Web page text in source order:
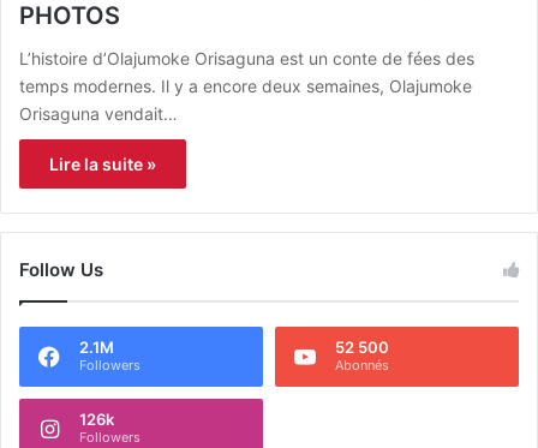
PHOTOS
L’histoire d’Olajumoke Orisaguna est un conte de fées des
temps modernes. Il y a encore deux semaines, Olajumoke
Orisaguna vendait…
Lire la suite »
Follow Us
2.1M
Followers
52 500
Abonnés
126k
Followers